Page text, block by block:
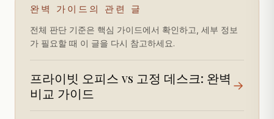
완벽 가이드의 관련 글
전체 판단 기준은 핵심 가이드에서 확인하고, 세부 정보
가 필요할 때 이 글을 다시 참고하세요.
프라이빗 오피스 vs 고정 데스크: 완벽
비교 가이드
→